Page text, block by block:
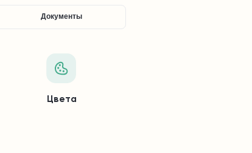
Документы
Цвета